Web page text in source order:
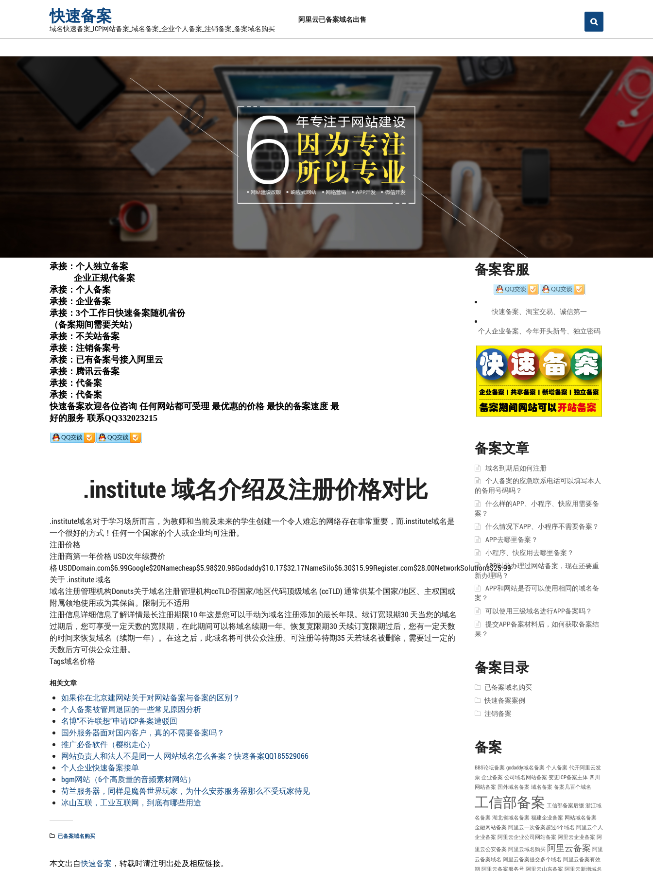
快速备案
域名快速备案_ICP网站备案_域名备案_企业个人备案_注销备案_备案域名购买
阿里云已备案域名出售
.institute 域名介绍及注册价格对比
.institute域名对于学习场所而言，为教师和当前及未来的学生创建一个令人难忘的网络存在非常重要，而.institute域名是
一个很好的方式！任何一个国家的个人或企业均可注册。
注册价格
注册商第一年价格 USD次年续费价
格 USDDomain.com$6.99Google$20Namecheap$5.98$20.98Godaddy$10.17$32.17NameSilo$6.30$15.99Register.com$28.00NetworkSolutions$25.99
关于 .institute 域名
域名注册管理机构Donuts关于域名注册管理机构ccTLD否国家/地区代码顶级域名 (ccTLD) 通常供某个国家/地区、主权国或
附属领地使用或为其保留。限制无不适用
注册信息详细信息了解详情最长注册期限10 年这是您可以手动为域名注册添加的最长年限。续订宽限期30 天当您的域名
过期后，您可享受一定天数的宽限期，在此期间可以将域名续期一年。恢复宽限期30 天续订宽限期过后，您有一定天数
的时间来恢复域名（续期一年）。在这之后，此域名将可供公众注册。可注册等待期35 天若域名被删除，需要过一定的
天数后方可供公众注册。
Tags域名价格
相关文章
如果你在北京建网站关于对网站备案与备案的区别？
个人备案被管局退回的一些常见原因分析
名博“不许联想”申请ICP备案遭驳回
国外服务器面对国内客户，真的不需要备案吗？
推广必备软件（樱桃走心）
网站负责人和法人不是同一人 网站域名怎么备案？快速备案QQ185529066
个人企业快速备案接单
bgm网站（6个高质量的音频素材网站）
荷兰服务器，同样是魔兽世界玩家，为什么安苏服务器那么不受玩家待见
冰山互联，工业互联网，到底有哪些用途
已备案域名购买
本文出自快速备案 ，转载时请注明出处及相应链接。
备案客服
快速备案、淘宝交易、诚信第一
个人企业备案、今年开头新号、独立密码
备案文章
域名到期后如何注册
个人备案的应急联系电话可以填写本人
的备用号码吗？
什么样的APP、小程序、快应用需要备
案？
什么情况下APP、小程序不需要备案？
APP去哪里备案？
小程序、快应用去哪里备案？
APP以前办理过网站备案，现在还要重
新办理吗？
APP和网站是否可以使用相同的域名备
案？
可以使用三级域名进行APP备案吗？
提交APP备案材料后，如何获取备案结
果？
备案目录
已备案域名购买
快速备案案例
注销备案
备案
BBS论坛备案 godaddy域名备案 个人备案 代开阿里云发
票 企业备案 公司域名网站备案 变更ICP备案主体 四川
网站备案 国外域名备案 域名备案 备案几百个域名
工信部备案 工信部备案后缀 浙江域
名备案 湖北省域名备案 福建企业备案 网站域名备案
金融网站备案 阿里云一次备案超过4个域名 阿里云个人
企业备案 阿里云企业公司网站备案 阿里云企业备案 阿
里云公安备案 阿里云域名购买 阿里云备案 阿里
云备案域名 阿里云备案提交多个域名 阿里云备案有效
期 阿里云备案服务号 阿里云山东备案 阿里云新增域名